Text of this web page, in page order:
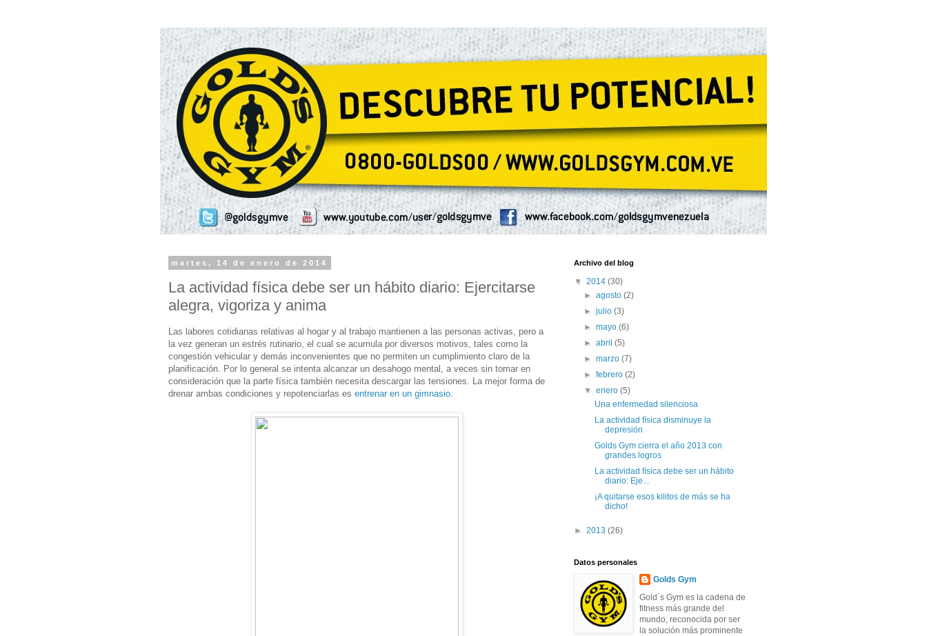
martes, 14 de enero de 2014
La actividad física debe ser un hábito diario: Ejercitarse
alegra, vigoriza y anima
Las labores cotidianas relativas al hogar y al trabajo mantienen a las personas activas, pero a
la vez generan un estrés rutinario, el cual se acumula por diversos motivos, tales como la
congestión vehicular y demás inconvenientes que no permiten un cumplimiento claro de la
planificación. Por lo general se intenta alcanzar un desahogo mental, a veces sin tomar en
consideración que la parte física también necesita descargar las tensiones. La mejor forma de
drenar ambas condiciones y repotenciarlas es entrenar en un gimnasio
Archivo del blog
▼ 2014 (30)
►agosto(2)
►julio(3)
►mayo(6)
►abril(5)
►marzo(7)
►febrero(2)
▼enero(5)
Una enfermedad silenciosa
La actividad física disminuye la
depresión
Golds Gym cierra el año 2013 con
grandes logros
La actividad física debe ser un hábito
diario: Eje...
¡A quitarse esos kilitos de más se ha
dicho!
► 2013 (26)
Datos personales
Golds Gym
Gold´s Gym es la cadena de
fitness más grande del
mundo, reconocida por ser
la solución más prominente